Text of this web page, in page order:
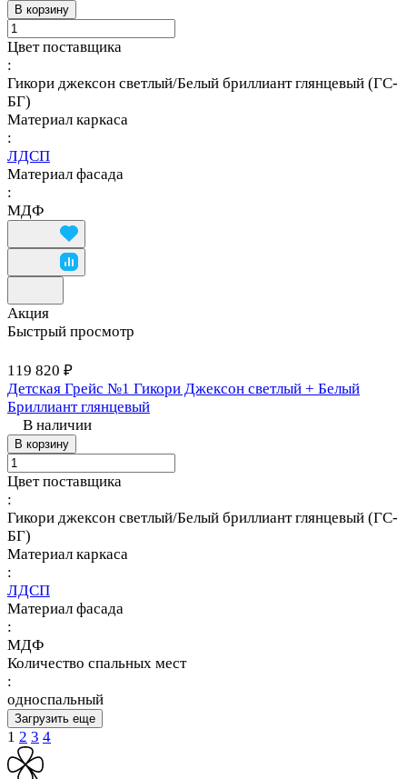
В корзину
Цвет поставщика
:
Гикори джексон светлый/Белый бриллиант глянцевый (ГС-
БГ)
Материал каркаса
:
ЛДСП
Материал фасада
:
МДФ
Акция
Быстрый просмотр
119 820 ₽
Детская Грейс №1 Гикори Джексон светлый + Белый
Бриллиант глянцевый
В наличии
В корзину
Цвет поставщика
:
Гикори джексон светлый/Белый бриллиант глянцевый (ГС-
БГ)
Материал каркаса
:
ЛДСП
Материал фасада
:
МДФ
Количество спальных мест
:
односпальный
Загрузить еще
1 2 3 4